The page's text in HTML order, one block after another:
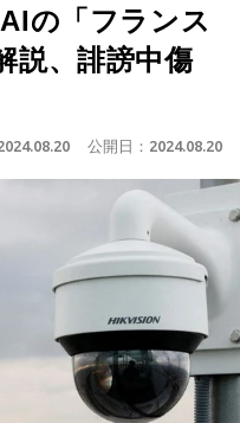
の「フランス
説、誹謗中傷
公開日： 2024.08.20